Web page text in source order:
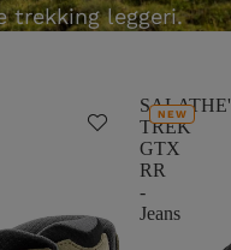
trekking leggeri.
SALATHE'
TREK
GTX
RR
-
Jeans
NEW